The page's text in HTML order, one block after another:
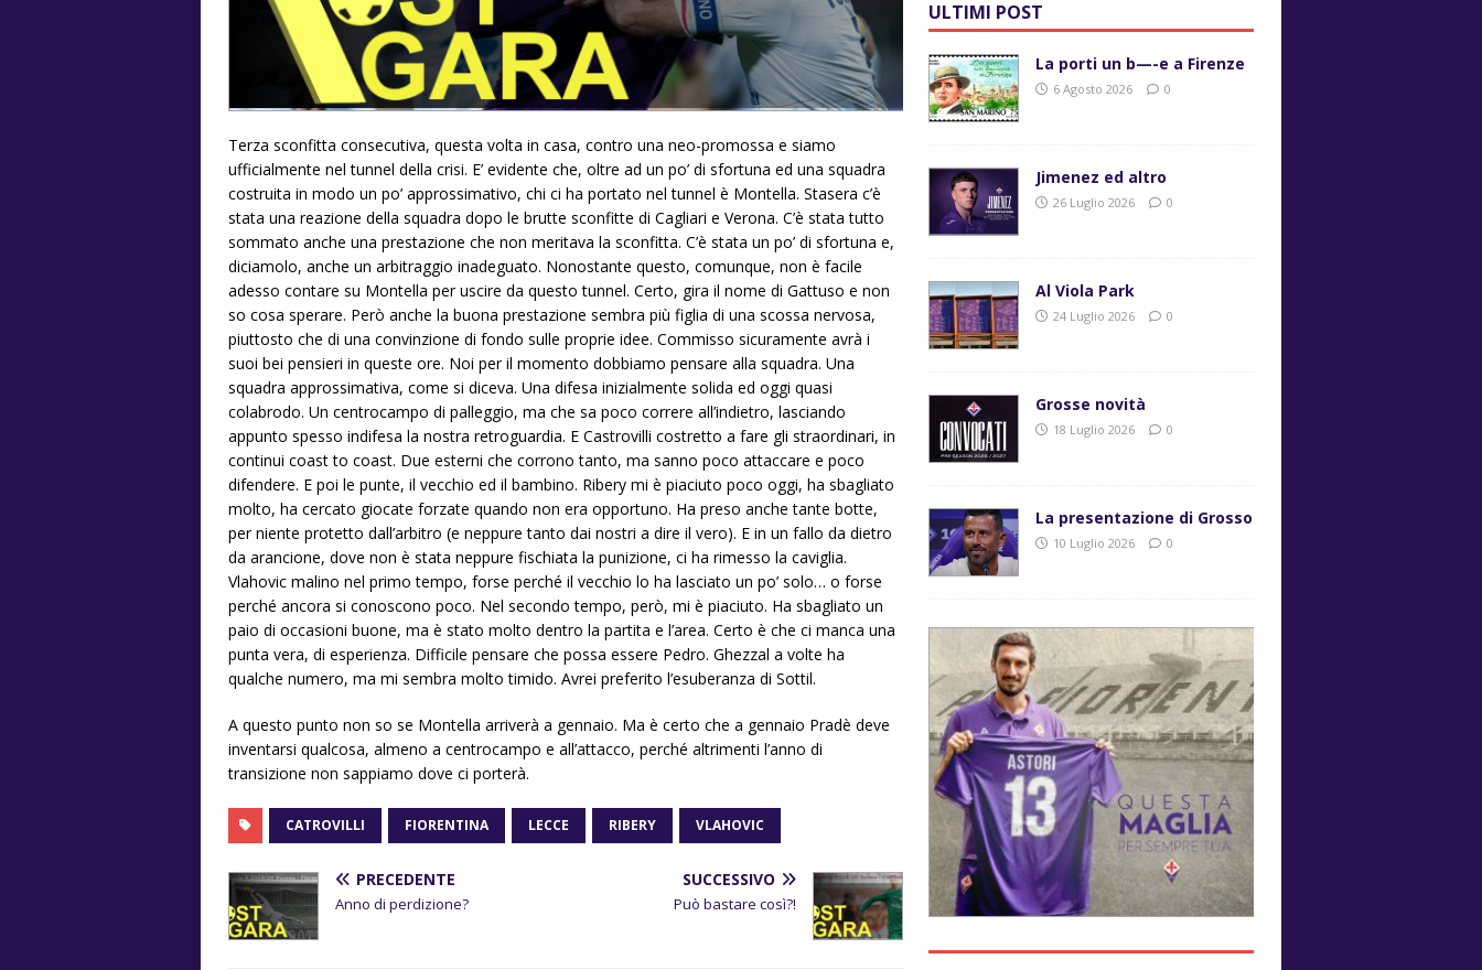
Terza sconfitta consecutiva, questa volta in casa, contro una neo-promossa e siamo
ufficialmente nel tunnel della crisi. E’ evidente che, oltre ad un po’ di sfortuna ed una squadra
costruita in modo un po’ approssimativo, chi ci ha portato nel tunnel è Montella. Stasera c’è
stata una reazione della squadra dopo le brutte sconfitte di Cagliari e Verona. C’è stata tutto
sommato anche una prestazione che non meritava la sconfitta. C’è stata un po’ di sfortuna e,
diciamolo, anche un arbitraggio inadeguato. Nonostante questo, comunque, non è facile
adesso contare su Montella per uscire da questo tunnel. Certo, gira il nome di Gattuso e non
so cosa sperare. Però anche la buona prestazione sembra più figlia di una scossa nervosa,
piuttosto che di una convinzione di fondo sulle proprie idee. Commisso sicuramente avrà i
suoi bei pensieri in queste ore. Noi per il momento dobbiamo pensare alla squadra. Una
squadra approssimativa, come si diceva. Una difesa inizialmente solida ed oggi quasi
colabrodo. Un centrocampo di palleggio, ma che sa poco correre all’indietro, lasciando
appunto spesso indifesa la nostra retroguardia. E Castrovilli costretto a fare gli straordinari, in
continui coast to coast. Due esterni che corrono tanto, ma sanno poco attaccare e poco
difendere. E poi le punte, il vecchio ed il bambino. Ribery mi è piaciuto poco oggi, ha sbagliato
molto, ha cercato giocate forzate quando non era opportuno. Ha preso anche tante botte,
per niente protetto dall’arbitro (e neppure tanto dai nostri a dire il vero). E in un fallo da dietro
da arancione, dove non è stata neppure fischiata la punizione, ci ha rimesso la caviglia.
Vlahovic malino nel primo tempo, forse perché il vecchio lo ha lasciato un po’ solo… o forse
perché ancora si conoscono poco. Nel secondo tempo, però, mi è piaciuto. Ha sbagliato un
paio di occasioni buone, ma è stato molto dentro la partita e l’area. Certo è che ci manca una
punta vera, di esperienza. Difficile pensare che possa essere Pedro. Ghezzal a volte ha
qualche numero, ma mi sembra molto timido. Avrei preferito l’esuberanza di Sottil.
A questo punto non so se Montella arriverà a gennaio. Ma è certo che a gennaio Pradè deve
inventarsi qualcosa, almeno a centrocampo e all’attacco, perché altrimenti l’anno di
transizione non sappiamo dove ci porterà.
CATROVILLI FIORENTINA LECCE RIBERY VLAHOVIC
PRECEDENTE
Anno di perdizione?
SUCCESSIVO
Può bastare così?!
ULTIMI POST
La porti un b—-e a Firenze
6 Agosto 2026 0
Jimenez ed altro
26 Luglio 2026 0
Al Viola Park
24 Luglio 2026 0
Grosse novità
18 Luglio 2026 0
La presentazione di Grosso
10 Luglio 2026 0